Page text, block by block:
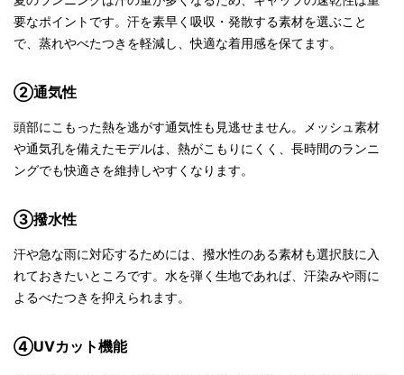
要なポイントです。汗を素早く吸収・発散する素材を選ぶこと
で、蒸れやべたつきを軽減し、快適な着用感を保てます。
②通気性
頭部にこもった熱を逃がす通気性も見逃せません。メッシュ素材
や通気孔を備えたモデルは、熱がこもりにくく、長時間のランニ
ングでも快適さを維持しやすくなります。
③撥水性
汗や急な雨に対応するためには、撥水性のある素材も選択肢に入
れておきたいところです。水を弾く生地であれば、汗染みや雨に
よるべたつきを抑えられます。
④UVカット機能